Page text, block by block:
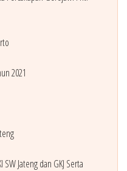
2021
Jateng dan GKJ Serta